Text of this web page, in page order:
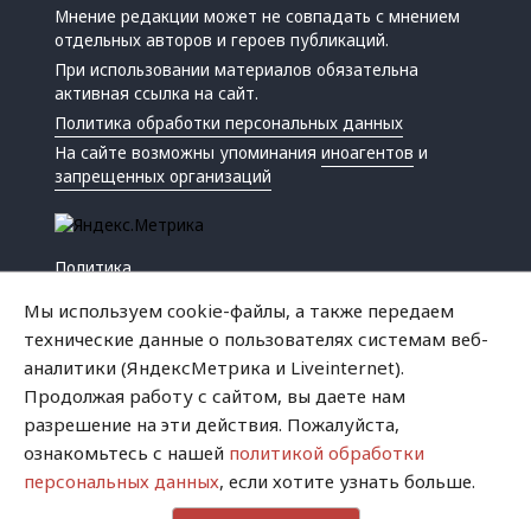
Мнение редакции может не совпадать с мнением
отдельных авторов и героев публикаций.
При использовании материалов обязательна
активная ссылка на сайт.
Политика обработки персональных данных
На сайте возможны упоминанияиноагентов и
запрещенных организаций
Политика
Криминал
Успех
Хватит это терпеть
Мы используем cookie-файлы, а также передаем
технические данные о пользователях системам веб-
аналитики (ЯндексМетрика и Liveinternet).
Продолжая работу с сайтом, вы даете нам
разрешение на эти действия. Пожалуйста,
ознакомьтесь с нашей политикой обработки
персональных данных, если хотите узнать больше.